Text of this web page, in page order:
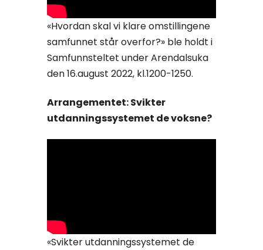
«Hvordan skal vi klare omstillingene
samfunnet står overfor?» ble holdt i
Samfunnsteltet under Arendalsuka
den 16.august 2022, kl.1200-1250.
Arrangementet: Svikter
utdanningssystemet de voksne?
«Svikter utdanningssystemet de